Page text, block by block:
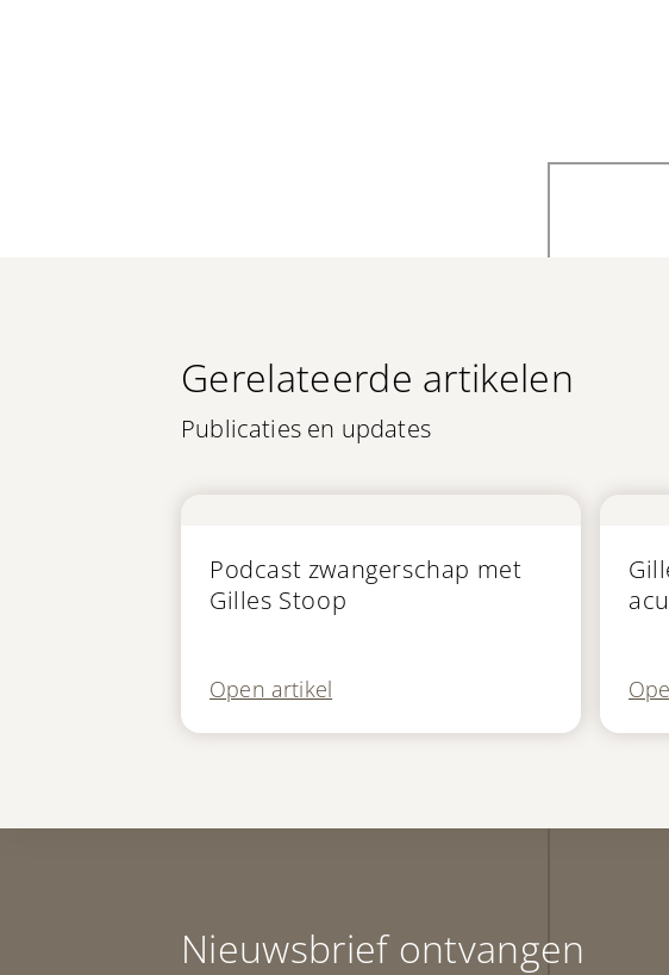
Gerelateerde artikelen
Publicaties en updates
Podcast zwangerschap met
Gilles Stoop
Open artikel
Nieuwsbrief ontvangen